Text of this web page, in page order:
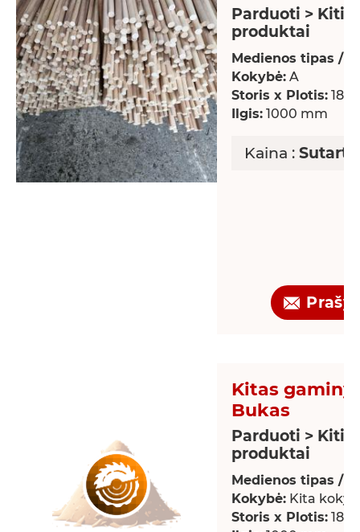
Parduoti > Kiti
produktai
Medienos tipas /
Kokybė: A
Storis x Plotis: 18
Ilgis: 1000 mm
Kaina :
Kitas
Bukas
Parduoti > Kiti
produktai
Medienos tipas /
Kokybė: Kita
Storis x Plotis: 18